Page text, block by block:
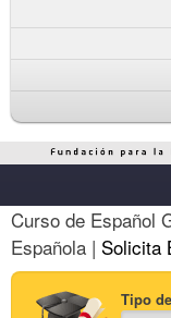
Curso de Español
Española | Solicita
Tipo